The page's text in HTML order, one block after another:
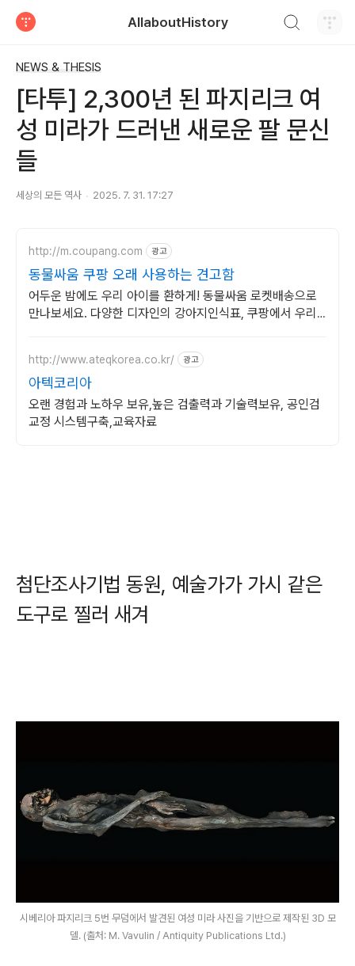
AllaboutHistory
NEWS & THESIS
[타투] 2,300년 된 파지리크 여
성 미라가 드러낸 새로운 팔 문신
들
세상의 모든 역사 2025. 7. 31. 17:27
http://m.coupang.com 광고
동물싸움 쿠팡 오래 사용하는 견고함
어두운 밤에도 우리 아이를 환하게! 동물싸움 로켓배송으로
만나보세요. 다양한 디자인의 강아지인식표, 쿠팡에서 우리
http://www.ateqkorea.co.kr/ 광고
아텍코리아
오랜 경험과 노하우 보유,높은 검출력과 기술력보유, 공인검
교정 시스템구축,교육자료
첨단조사기법 동원, 예술가가 가시 같은
도구로 찔러 새겨
시베리아 파지리크 5번 무덤에서 발견된 여성 미라 사진을 기반으로 제작된 3D 모
델. (출처: M. Vavulin / Antiquity Publications Ltd.)